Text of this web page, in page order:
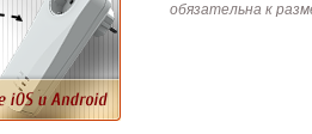
обязательна к